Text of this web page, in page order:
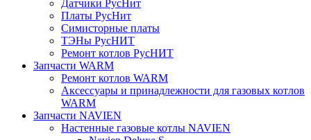
Датчики РусНит
Платы РусНит
Симисторные платы
ТЭНы РусНИТ
Ремонт котлов РусНИТ
Запчасти WARM
Ремонт котлов WARM
Аксессуары и принадлежности для газовых котлов
WARM
Запчасти NAVIEN
Настенные газовые котлы NAVIEN